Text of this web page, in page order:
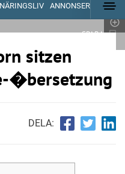
ANNONSERA
SPARA
sitzen
�bersetzung
DELA: